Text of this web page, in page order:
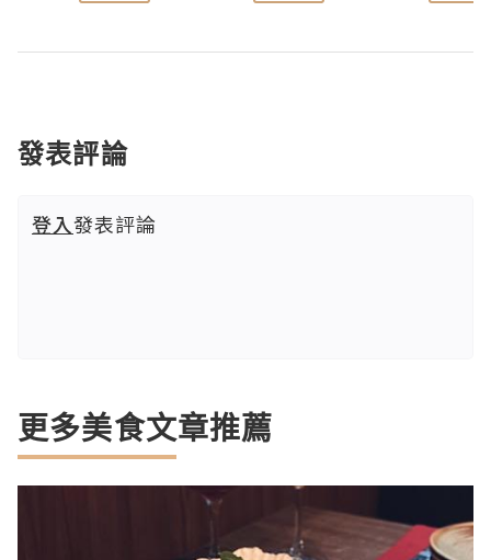
發表評論
登入發表評論
更多美食文章推薦